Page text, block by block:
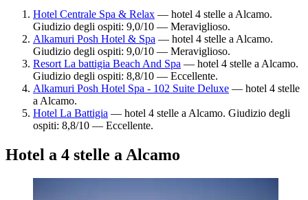
Hotel Centrale Spa & Relax — hotel 4 stelle a Alcamo.
Giudizio degli ospiti: 9,0/10 — Meraviglioso.
Alkamuri Posh Hotel & Spa — hotel 4 stelle a Alcamo.
Giudizio degli ospiti: 9,0/10 — Meraviglioso.
Resort La battigia Beach And Spa — hotel 4 stelle a Alcamo.
Giudizio degli ospiti: 8,8/10 — Eccellente.
Alkamuri Posh Hotel Spa - 102 Suite Deluxe — hotel 4 stelle
a Alcamo.
Hotel La Battigia — hotel 4 stelle a Alcamo. Giudizio degli
ospiti: 8,8/10 — Eccellente.
Hotel a 4 stelle a Alcamo